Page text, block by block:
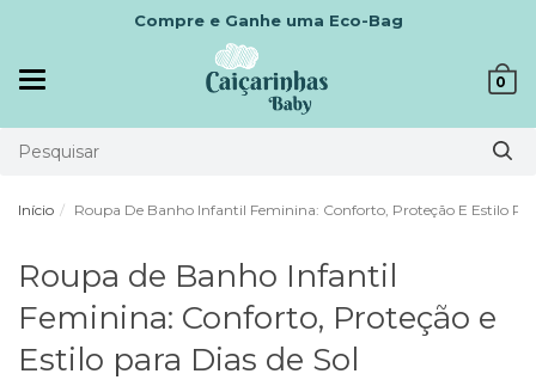
Compre e Ganhe uma Eco-Bag
0
Início Roupa De Banho Infantil Feminina: Conforto, Proteção E Estilo
Roupa de Banho Infantil
Feminina: Conforto, Proteção e
Estilo para Dias de Sol